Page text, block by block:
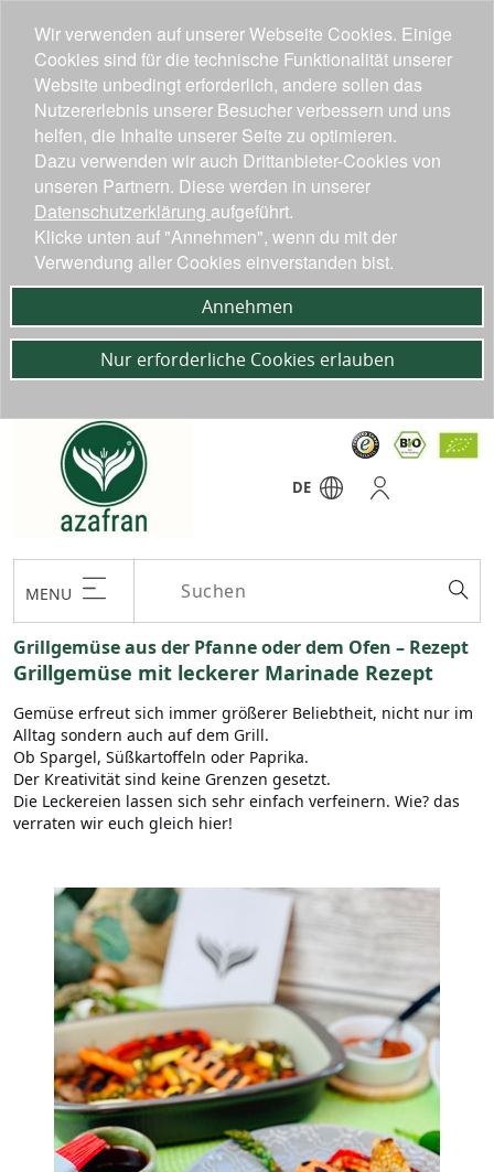
DE
MENU
Grillgemüse aus der Pfanne oder dem Ofen – Rezept
Grillgemüse mit leckerer Marinade Rezept
Gemüse erfreut sich immer größerer Beliebtheit, nicht nur im
Alltag sondern auch auf dem Grill.
Ob Spargel, Süßkartoffeln oder Paprika.
Der Kreativität sind keine Grenzen gesetzt.
Die Leckereien lassen sich sehr einfach verfeinern. Wie? das
verraten wir euch gleich hier!
Wir verwenden auf unserer Webseite Cookies. Einige
Cookies sind für die technische Funktionalität unserer
Website unbedingt erforderlich, andere sollen das
Nutzererlebnis unserer Besucher verbessern und uns
helfen, die Inhalte unserer Seite zu optimieren.
Dazu verwenden wir auch Drittanbieter-Cookies von
unseren Partnern. Diese werden in unserer
Datenschutzerklärung aufgeführt.
Klicke unten auf "Annehmen", wenn du mit der
Verwendung aller Cookies einverstanden bist.
Annehmen
Nur erforderliche Cookies erlauben